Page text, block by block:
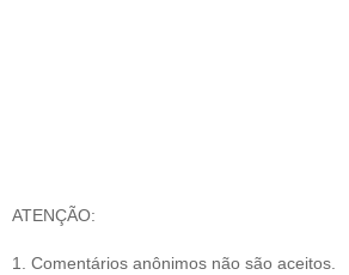
ATENÇÃO:
1. Comentários anônimos não são aceitos.